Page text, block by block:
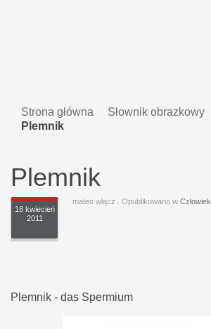
Strona główna Słownik obrazkowy
Plemnik
Plemnik
mateo włącz
18 kwiecień
2011
. Opublikowano w Człowiek
Plemnik - das Spermium